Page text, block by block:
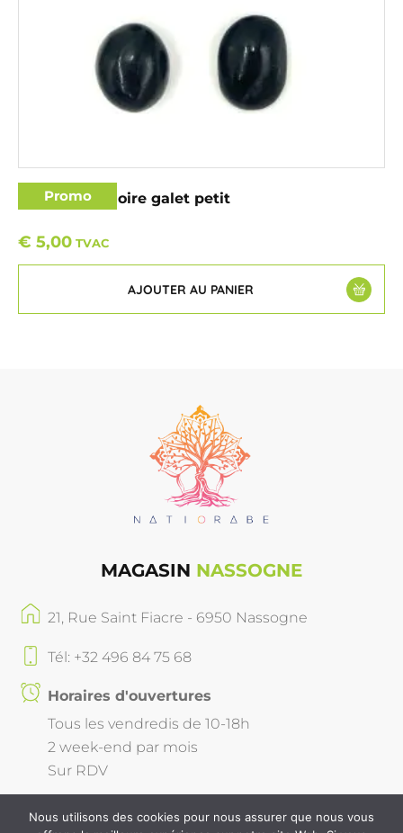
Promo
Tourmaline noire galet petit
€ 5,00 TVAC
AJOUTER AU PANIER
MAGASIN NASSOGNE
21, Rue Saint Fiacre - 6950 Nassogne
Tél: +32 496 84 75 68
Horaires d'ouvertures
Tous les vendredis de 10-18h
2 week-end par mois
Sur RDV
Nous utilisons des cookies pour nous assurer que nous vous